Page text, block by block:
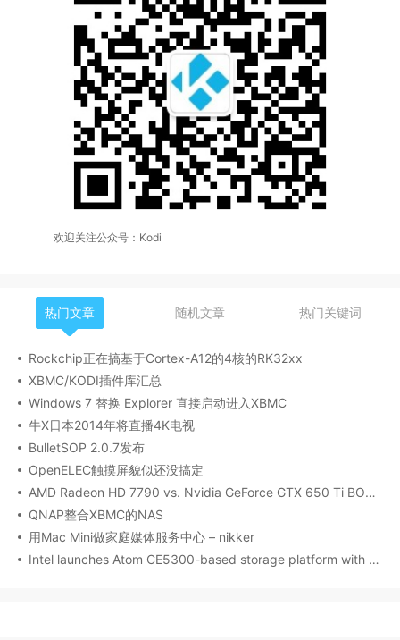
欢迎关注公众号：Kodi
热门文章 随机文章 热门关键词
Rockchip正在搞基于Cortex-A12的4核的RK32xx
XBMC/KODI插件库汇总
Windows 7 替换 Explorer 直接启动进入XBMC
牛X日本2014年将直播4K电视
BulletSOP 2.0.7发布
OpenELEC触摸屏貌似还没搞定
AMD Radeon HD 7790 vs. Nvidia GeForce GTX 650 Ti BOOST
QNAP整合XBMC的NAS
用Mac Mini做家庭媒体服务中心 – nikker
Intel launches Atom CE5300-based storage platform with multiple streams, smart scaling